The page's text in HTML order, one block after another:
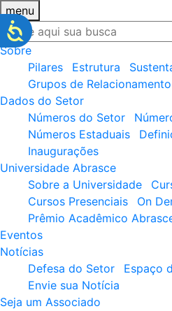
menu
Sobre
Pilares
Estrutura
Grupos de Relacionamento
Dados do Setor
Números do Setor
Números Estaduais
Inaugurações
Universidade Abrasce
Sobre a Universidade
Cursos Presenciais
On
Prêmio Acadêmico
Eventos
Notícias
Defesa do Setor
Espaço
Envie sua Notícia
Seja um Associado